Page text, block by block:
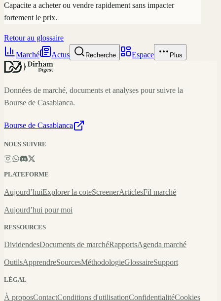
Capacite a acheter ou vendre rapidement sans impacter
fortement le prix.
Retour au glossaire
Marché
Actus Recherche Espace Plus
Données de marché, documents et analyses pour suivre la
Bourse de Casablanca.
Bourse de Casablanca
NOUS SUIVRE
PLATEFORME
Aujourd’huiExplorer la coteScreenerArticlesFil marché
Aujourd’hui pour moi
RESSOURCES
DividendesDocuments de marchéRapportsAgenda marché
OutilsApprendreSourcesMéthodologieGlossaireSupport
LÉGAL
À proposContactConditions d'utilisationConfidentialitéCookies